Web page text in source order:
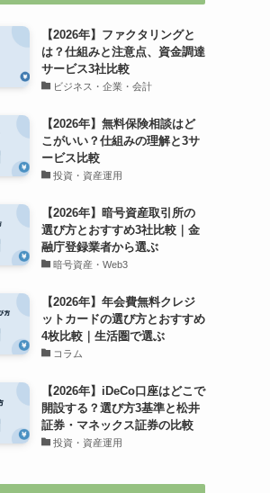
【2026年】ファクタリングと
は？仕組みと注意点、資金調達
サービス3社比較
ビジネス・企業・会計
【2026年】無料保険相談はど
こがいい？仕組みの理解と3サ
ービス比較
投資・資産運用
【2026年】暗号資産取引所の
選び方とおすすめ3社比較｜金
融庁登録業者から選ぶ
暗号資産・Web3
【2026年】年会費無料クレジ
ットカードの選び方とおすすめ
4枚比較｜生活圏で選ぶ
コラム
【2026年】iDeCo口座はどこで
開設する？選び方3基準と松井
証券・マネックス証券の比較
投資・資産運用